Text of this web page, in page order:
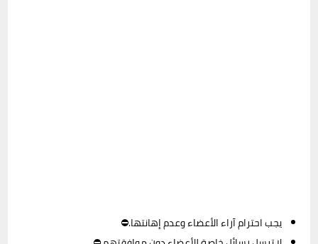
يجب احترام آراء الأعضاء وعدم إهانتها.⛔